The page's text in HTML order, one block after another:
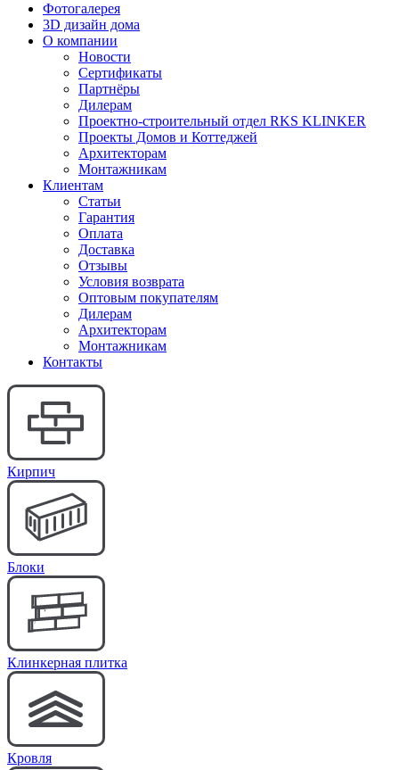
Фотогалерея
3D дизайн дома
О компании
Новости
Сертификаты
Партнёры
Дилерам
Проектно-строительный отдел RKS KLINKER
Проекты Домов и Коттеджей
Архитекторам
Монтажникам
Клиентам
Статьи
Гарантия
Оплата
Доставка
Отзывы
Условия возврата
Оптовым покупателям
Дилерам
Архитекторам
Монтажникам
Контакты
Кирпич
Блоки
Клинкерная плитка
Кровля